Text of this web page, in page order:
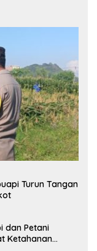
Turun Tangan
dan Petani
Ketahanan